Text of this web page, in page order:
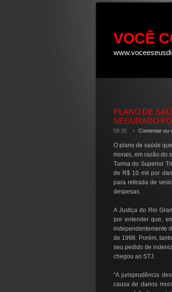
VOCÊ
PLANO DE
SEGURADO
08:35 Comentar ou
O plano de saúde
morais, em razão do
Turma do Superior
de R$ 10 mil por
para retirada de
despesas.
A Justiça do Rio
por entender que,
independentemente
de 1998. Porém,
seu pedido de
chegou ao STJ.
“A jurisprudência
causa de danos